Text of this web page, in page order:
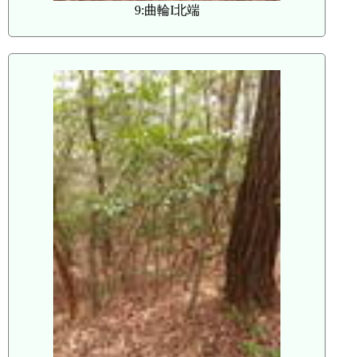
9:曲輪I北端